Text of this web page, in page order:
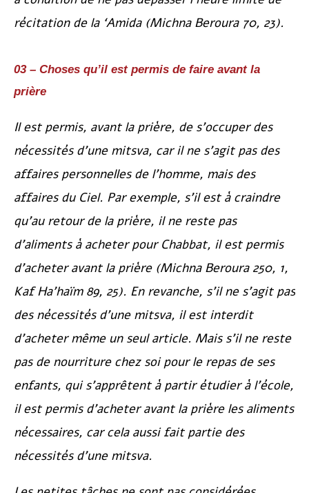
récitation de la ‘Amida (Michna Beroura70, 23).
03 – Choses qu’il est permis de faire avant la
prière
Il est permis, avant la prière, de s’occuper des
nécessités d’une mitsva, car il ne s’agit pas des
affaires personnelles de l’homme, mais des
affaires du Ciel. Par exemple, s’il est à craindre
qu’au retour de la prière, il ne reste pas
d’aliments à acheter pour Chabbat, il est permis
d’acheter avant la prière (Michna Beroura250, 1,
Kaf Ha’haïm89, 25). En revanche, s’il ne s’agit pas
des nécessités d’une mitsva, il est interdit
d’acheter même un seul article. Mais s’il ne reste
pas de nourriture chez soi pour le repas de ses
enfants, qui s’apprêtent à partir étudier à l’école,
il est permis d’acheter avant la prière les aliments
nécessaires, car cela aussi fait partie des
nécessités d’une mitsva.